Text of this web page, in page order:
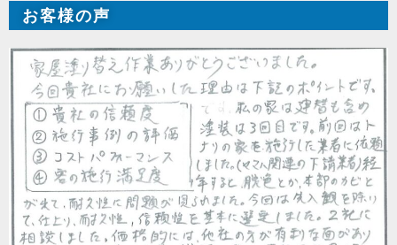
お客様の声